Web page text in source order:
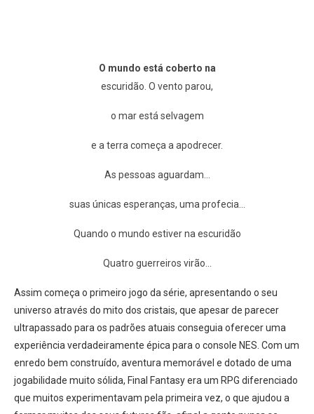
O mundo está coberto na
escuridão. O vento parou,
o mar está selvagem
e a terra começa a apodrecer.
As pessoas aguardam…
suas únicas esperanças, uma profecia…
Quando o mundo estiver na escuridão
Quatro guerreiros virão…
Assim começa o primeiro jogo da série, apresentando o seu
universo através do mito dos cristais, que apesar de parecer
ultrapassado para os padrões atuais conseguia oferecer uma
experiência verdadeiramente épica para o console NES. Com um
enredo bem construído, aventura memorável e dotado de uma
jogabilidade muito sólida, Final Fantasy era um RPG diferenciado
que muitos experimentavam pela primeira vez, o que ajudou a